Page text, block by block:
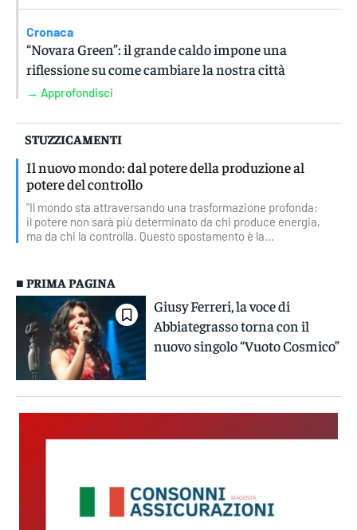
Cronaca
“Novara Green”: il grande caldo impone una
riflessione su come cambiare la nostra città
→ Approfondisci
STUZZICAMENTI
Il nuovo mondo: dal potere della produzione al
potere del controllo
"Il mondo sta attraversando una trasformazione profonda:
il potere non sarà più determinato da chi produce energia,
ma da chi la controlla. Questo spostamento è la...
■ PRIMA PAGINA
Giusy Ferreri, la voce di
Abbiategrasso torna con il
nuovo singolo “Vuoto Cosmico”